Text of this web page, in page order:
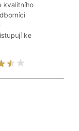
kvalitního
ke